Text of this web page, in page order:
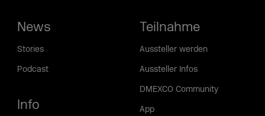
News
Stories
Podcast
Info
Teilnahme
Aussteller werden
Aussteller Infos
DMEXCO Community
App